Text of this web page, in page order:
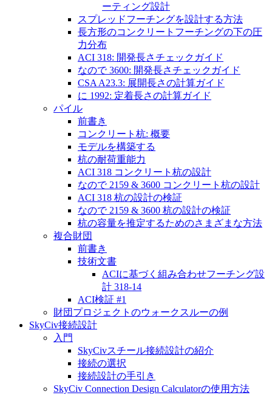
ーティング設計
スプレッドフーチングを設計する方法
長方形のコンクリートフーチングの下の圧
力分布
ACI 318: 開発長さチェックガイド
なので 3600: 開発長さチェックガイド
CSA A23.3: 展開長さの計算ガイド
に 1992: 定着長さの計算ガイド
パイル
前書き
コンクリート杭: 概要
モデルを構築する
杭の耐荷重能力
ACI 318 コンクリート杭の設計
なので 2159 & 3600 コンクリート杭の設計
ACI 318 杭の設計の検証
なので 2159 & 3600 杭の設計の検証
杭の容量を推定するためのさまざまな方法
複合財団
前書き
技術文書
ACIに基づく組み合わせフーチング設
計 318-14
ACI検証 #1
財団プロジェクトのウォークスルーの例
SkyCiv接続設計
入門
SkyCivスチール接続設計の紹介
接続の選択
接続設計の手引き
SkyCiv Connection Design Calculatorの使用方法